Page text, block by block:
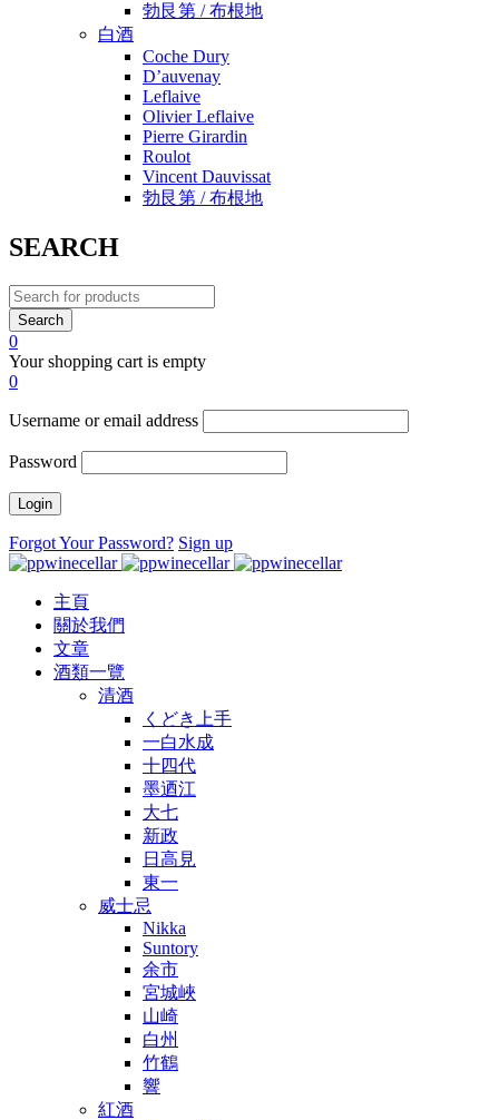
勃艮第 / 布根地
白酒
Coche Dury
D’auvenay
Leflaive
Olivier Leflaive
Pierre Girardin
Roulot
Vincent Dauvissat
勃艮第 / 布根地
SEARCH
0
Your shopping cart is empty
0
Username or email address
Password
Forgot Your Password? Sign up
主頁
關於我們
文章
酒類一覽
清酒
くどき上手
一白水成
十四代
墨迺江
大七
新政
日高見
東一
威士忌
Nikka
Suntory
余市
宮城峽
山崎
白州
竹鶴
響
紅酒